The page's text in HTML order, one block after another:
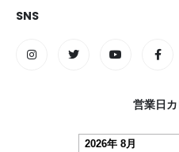
SNS
営業日
2026年 8月